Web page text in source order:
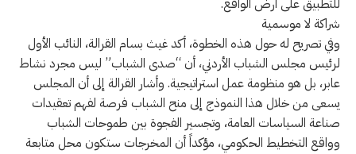
للتطبيق على أرض الواقع.
شراكة لا موسمية
وفي تصريح له حول هذه الخطوة، أكد غيث بسام القرالة، النائب الأول
لرئيس مجلس الشباب الأردني، أن “صدى الشباب” ليس مجرد نشاط
عابر، بل هو منظومة عمل استراتيجية. وأشار القرالة إلى أن المجلس
يسعى من خلال هذا النموذج إلى منح الشباب فرصة لفهم تعقيدات
صناعة السياسات العامة، وتجسير الفجوة بين طموحات الشباب
وواقع التخطيط الحكومي، مؤكداً أن المخرجات ستكون محل متابعة